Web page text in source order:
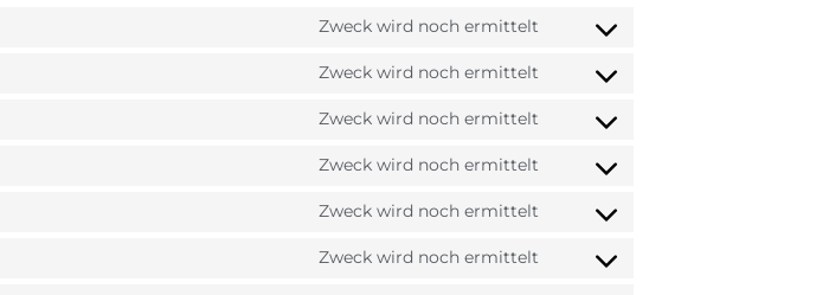
Zweck wird noch ermittelt
Zweck wird noch ermittelt
Zweck wird noch ermittelt
Zweck wird noch ermittelt
Zweck wird noch ermittelt
Zweck wird noch ermittelt